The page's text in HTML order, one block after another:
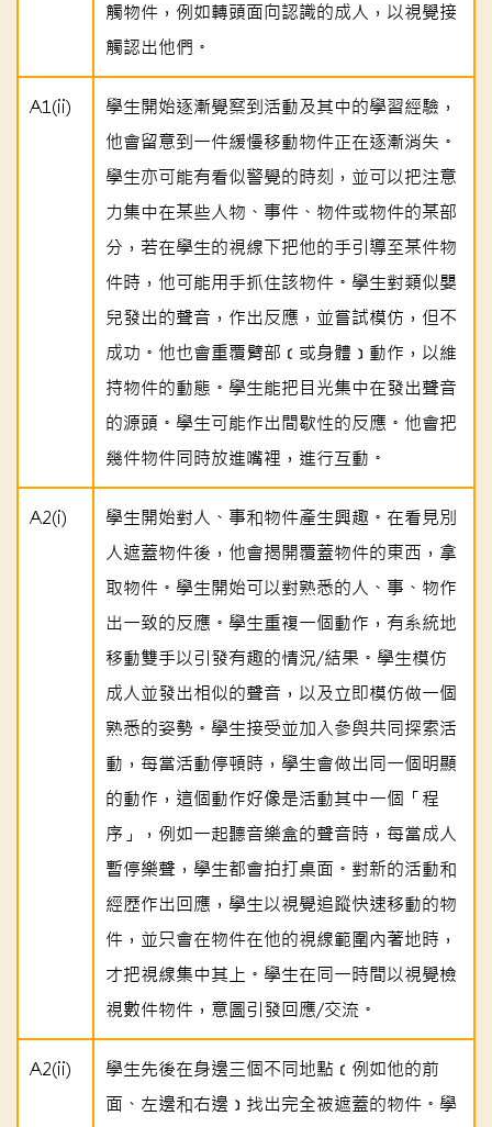
觸物件，例如轉頭面向認識的成人，以視覺接
觸認出他們。
A1(ii)
學生開始逐漸覺察到活動及其中的學習經驗，
他會留意到一件緩慢移動物件正在逐漸消失。
學生亦可能有看似警覺的時刻，並可以把注意
力集中在某些人物、事件、物件或物件的某部
分，若在學生的視線下把他的手引導至某件物
件時，他可能用手抓住該物件。學生對類似嬰
兒發出的聲音，作出反應，並嘗試模仿，但不
成功。他也會重覆臂部﹝或身體﹞動作，以維
持物件的動態。學生能把目光集中在發出聲音
的源頭。學生可能作出間歇性的反應。他會把
幾件物件同時放進嘴裡，進行互動。
A2(i)
學生開始對人、事和物件產生興趣。在看見別
人遮蓋物件後，他會揭開覆蓋物件的東西，拿
取物件。學生開始可以對熟悉的人、事、物作
出一致的反應。學生重複一個動作，有系統地
移動雙手以引發有趣的情況/結果。學生模仿
成人並發出相似的聲音，以及立即模仿做一個
熟悉的姿勢。學生接受並加入參與共同探索活
動，每當活動停頓時，學生會做出同一個明顯
的動作，這個動作好像是活動其中一個「程
序」，例如一起聽音樂盒的聲音時，每當成人
暫停樂聲，學生都會拍打桌面。對新的活動和
經歷作出回應，學生以視覺追蹤快速移動的物
件，並只會在物件在他的視線範圍內著地時，
才把視線集中其上。學生在同一時間以視覺檢
視數件物件，意圖引發回應/交流。
A2(ii)
學生先後在身邊三個不同地點﹝例如他的前
面、左邊和右邊﹞找出完全被遮蓋的物件。學